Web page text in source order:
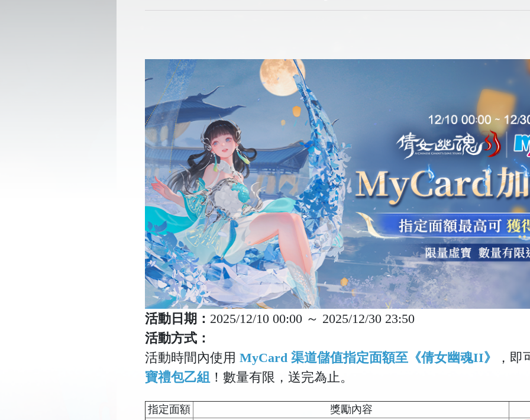
活動日期： 2025/12/10 00:00 ～ 2025/12/30 23:50
活動方式：
活動時間內使用 MyCard 渠道儲值指定面額至《倩女幽魂II》
，
寶禮包乙組 ！數量有限，送完為止。
指定面額 獎勵內容